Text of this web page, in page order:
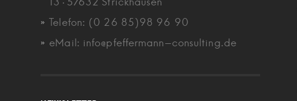
Telefon: (0 26 85)98 96 90
eMail: info@pfeffermann-consulting.de